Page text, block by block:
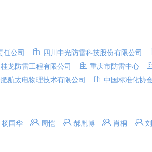
任公司 四川中光防雷科技股份有限公司
龙防雷工程有限公司 重庆市防雷中心
航太电物理技术有限公司 中国标准化协
杨国华 周恺 郝胤博 肖桐